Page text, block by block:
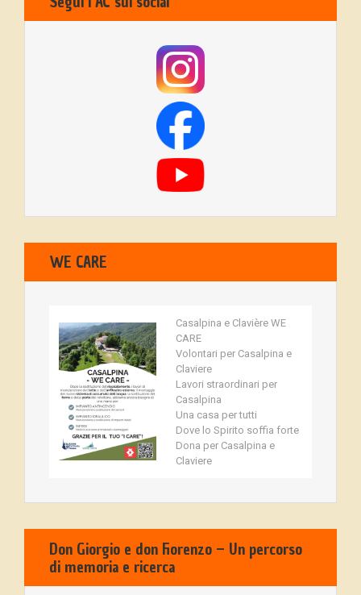
WE CARE
Casalpina e Clavière WE
CARE
Volontari per Casalpina e
Claviere
Lavori straordinari per
Casalpina
Una casa per tutti
Dove lo Spirito soffia forte
Dona per Casalpina e
Claviere
Don Giorgio e don Fiorenzo – Un percorso
di memoria e ricerca